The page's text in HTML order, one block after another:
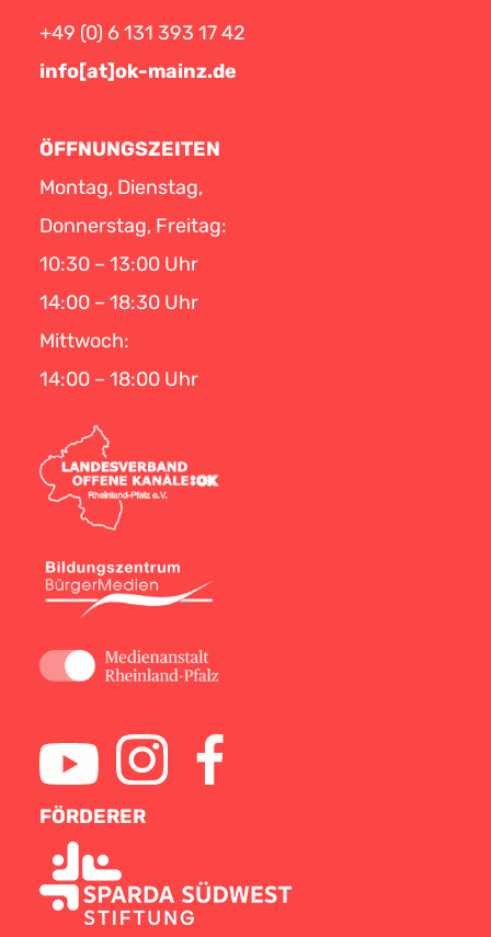
+49 (0) 6 131 393 17 42
info[at]ok-mainz.de
ÖFFNUNGSZEITEN
Montag, Dienstag,
Donnerstag, Freitag:
10:30 – 13:00 Uhr
14:00 – 18:30 Uhr
Mittwoch:
14:00 – 18:00 Uhr
FÖRDERER